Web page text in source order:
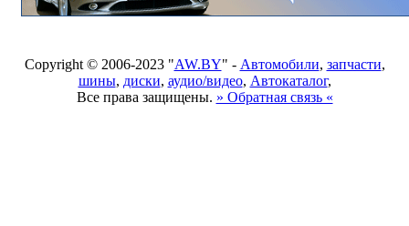
Copyright © 2006-2023 "AW.BY" - Автомобили, запчасти,
шины, диски, аудио/видео, Автокаталог,
Все права защищены. » Обратная связь «